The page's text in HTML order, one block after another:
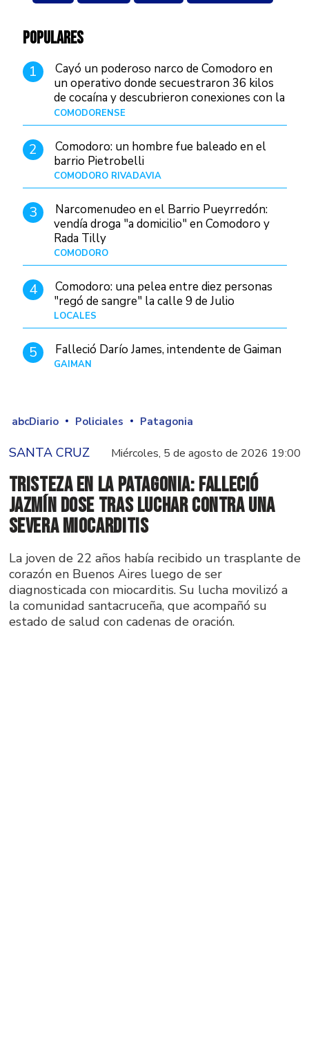
POPULARES
1
Cayó un poderoso narco de Comodoro en
un operativo donde secuestraron 36 kilos
de cocaína y descubrieron conexiones con la
Patagonia
COMODORENSE
2
Comodoro: un hombre fue baleado en el
barrio Pietrobelli
COMODORO RIVADAVIA
3
Narcomenudeo en el Barrio Pueyrredón:
vendía droga "a domicilio" en Comodoro y
Rada Tilly
COMODORO
4
Comodoro: una pelea entre diez personas
"regó de sangre" la calle 9 de Julio
LOCALES
5 Falleció Darío James, intendente de Gaiman
GAIMAN
abcDiario Policiales Patagonia
SANTA CRUZ Miércoles, 5 de agosto de 2026 19:00
Tristeza en la Patagonia: falleció
Jazmín Dose tras luchar contra una
severa miocarditis
La joven de 22 años había recibido un trasplante de
corazón en Buenos Aires luego de ser
diagnosticada con miocarditis. Su lucha movilizó a
la comunidad santacruceña, que acompañó su
estado de salud con cadenas de oración.